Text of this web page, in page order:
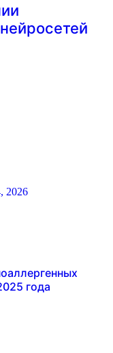
2026
года